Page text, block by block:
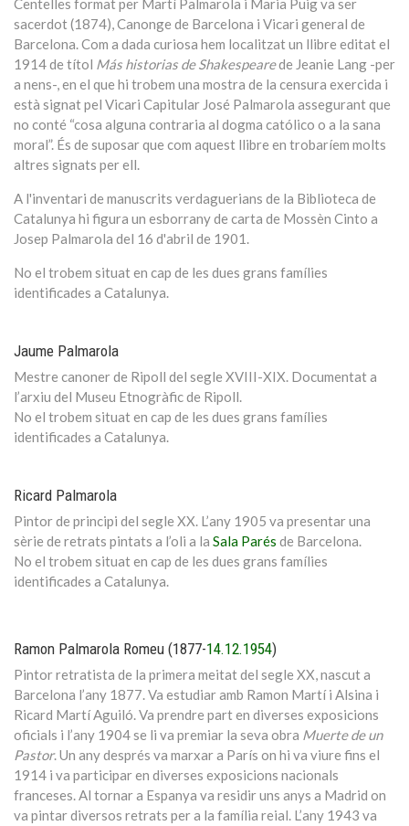
Centelles format per Martí Palmarola i Maria Puig va ser
sacerdot (1874), Canonge de Barcelona i Vicari general de
Barcelona. Com a dada curiosa hem localitzat un llibre editat el
1914 de títol Más historias de Shakespearede Jeanie Lang -per
a nens-, en el que hi trobem una mostra de la censura exercida i
està signat pel Vicari Capitular José Palmarola assegurant que
no conté “cosa alguna contraria al dogma católico o a la sana
moral”. És de suposar que com aquest llibre en trobaríem molts
altres signats per ell.
A l'inventari de manuscrits verdaguerians de la Biblioteca de
Catalunya hi figura un esborrany de carta de Mossèn Cinto a
Josep Palmarola del 16 d'abril de 1901.
No el trobem situat en cap de les dues grans famílies
identificades a Catalunya.
Jaume Palmarola
Mestre canoner de Ripoll del segle XVIII-XIX. Documentat a
l’arxiu del Museu Etnogràfic de Ripoll.
No el trobem situat en cap de les dues grans famílies
identificades a Catalunya.
Ricard Palmarola
Pintor de principi del segle XX. L’any 1905 va presentar una
sèrie de retrats pintats a l’oli a la Sala Parés de Barcelona.
No el trobem situat en cap de les dues grans famílies
identificades a Catalunya.
Ramon Palmarola Romeu (1877-14.12.1954)
Pintor retratista de la primera meitat del segle XX, nascut a
Barcelona l’any 1877. Va estudiar amb Ramon Martí i Alsina i
Ricard Martí Aguiló. Va prendre part en diverses exposicions
oficials i l’any 1904 se li va premiar la seva obra Muerte de un
Pastor. Un any després va marxar a París on hi va viure fins el
1914 i va participar en diverses exposicions nacionals
franceses. Al tornar a Espanya va residir uns anys a Madrid on
va pintar diversos retrats per a la família reial. L’any 1943 va